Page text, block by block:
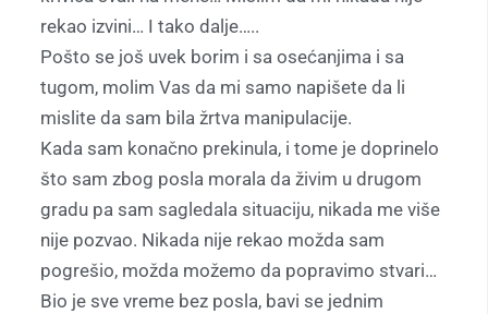
rekao izvini… I tako dalje…..
Pošto se još uvek borim i sa osećanjima i sa
tugom, molim Vas da mi samo napišete da li
mislite da sam bila žrtva manipulacije.
Kada sam konačno prekinula, i tome je doprinelo
što sam zbog posla morala da živim u drugom
gradu pa sam sagledala situaciju, nikada me više
nije pozvao. Nikada nije rekao možda sam
pogrešio, možda možemo da popravimo stvari…
Bio je sve vreme bez posla, bavi se jednim